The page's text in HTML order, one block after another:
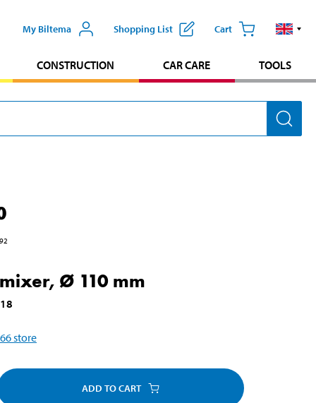
My Biltema Shopping List Cart
CONSTRUCTION CAR CARE TOOLS
Ø 110 mm
66store
ADD TO CART